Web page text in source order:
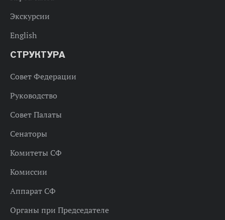
Экскурсии
English
СТРУКТУРА
Совет Федерации
Руководство
Совет Палаты
Сенаторы
Комитеты СФ
Комиссии
Аппарат СФ
Органы при Председателе